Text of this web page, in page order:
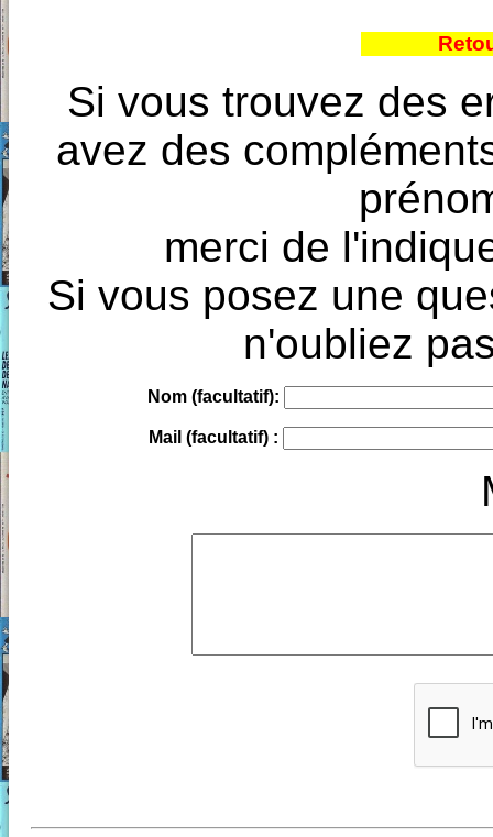
Si vous trouvez des
avez des
merci de
Si vous posez une
n'oubliez
Nom (facultatif):
Mail (facultatif) :